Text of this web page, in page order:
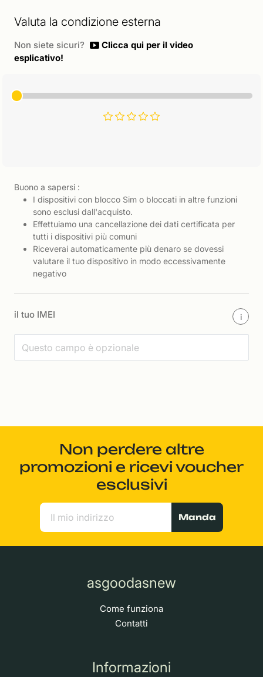
Valuta la condizione esterna
Non siete sicuri?
Clicca qui per il video
esplicativo!
Buono a sapersi :
I dispositivi con blocco Sim o bloccati in altre funzioni
sono esclusi dall'acquisto.
Effettuiamo una cancellazione dei dati certificata per
tutti i dispositivi più comuni
Riceverai automaticamente più denaro se dovessi
valutare il tuo dispositivo in modo eccessivamente
negativo
il tuo IMEI i
Non perdere altre
promozioni e ricevi voucher
esclusivi
Manda
asgoodasnew
Come funziona
Contatti
Informazioni